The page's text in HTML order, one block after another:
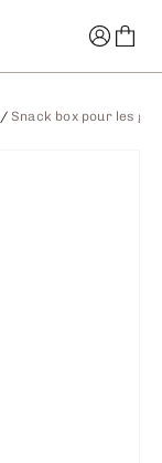
/Snack box pour les